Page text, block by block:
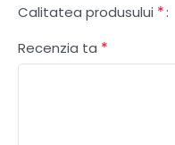
Calitatea produsului *
Recenzia ta *